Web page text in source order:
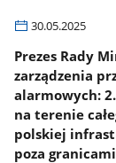
30.05.2025
Prezes Rady
zarządzenia
alarmowych: 2.
na terenie
polskiej
poza